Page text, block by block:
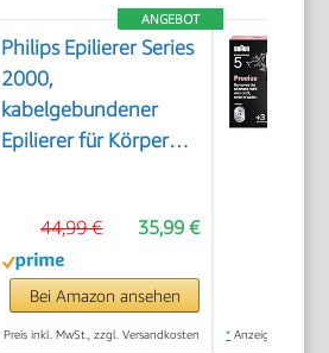
ANGEBOT
Philips Epilierer Series
2000,
kabelgebundener
Epilierer für Körper
und rasieren,
Haarentferner für
Damen, Modell
BRE237/00
35,99 €
44,99 €
Bei Amazon ansehen
Preis inkl. MwSt., zzgl. Versandkosten * Anzeige